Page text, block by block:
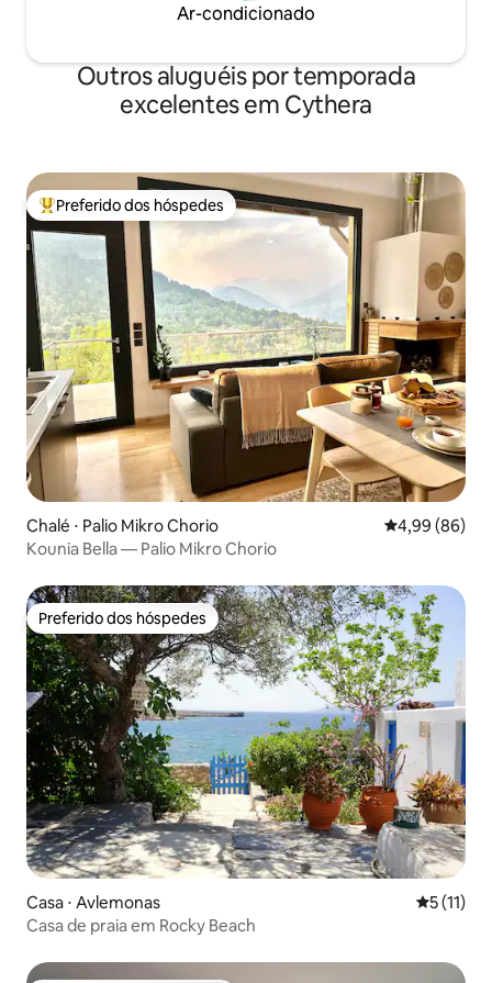
Ar-condicionado
Outros aluguéis por temporada
excelentes em Cythera
Entre os melhores preferidos dos hóspedes
Preferido dos hóspedes
Chalé ⋅ Palio Mikro Chorio 4,99 de uma
4,99 (86)
Kounia Bella — Palio Mikro Chorio
Preferido dos hóspedes
Preferido dos hóspedes
Casa ⋅ Avlemonas 5 de uma
5 (11)
Casa de praia em Rocky Beach